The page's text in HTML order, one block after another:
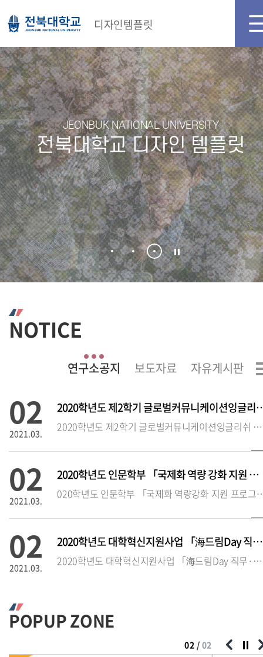
디자인템플릿
JEONBUK NATIONAL UNIVERSITY
전북대학교 디자인 템플릿
NOTICE
02
2021.03.
2020학년도 제2학기 글
2020학년도 제2학기 글로벌커뮤니케이션잉글리쉬 시험 실시 안내❍ 시험 시행 기본 방침(‘20.2학기에 한함)
02
2021.03.
2020학년도 인문학부 「국제화 역량 강화 지원 프로그램」 추가 접수 안
020학년도 인문학부 「국
02
2021.03.
2020학년도 대학혁신지원사업 「海드림Day 직무·직업 설명회」 참석자
2020학년도 대학혁신지원사업 「海드림Day 직무·직업 설명회」 참석자 모집
02
POPUP ZONE
02 / 02